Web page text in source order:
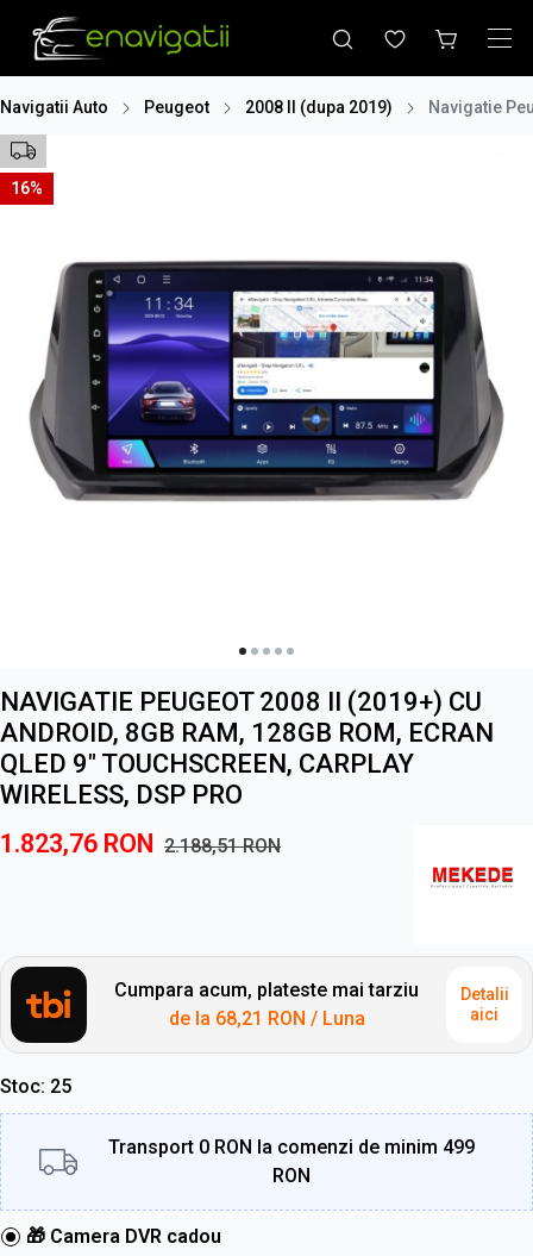
Navigatii Auto Peugeot 2008 II (dupa 2019) Navigatie
16%
NAVIGATIE PEUGEOT 2008 II (2019+) CU
ANDROID, 8GB RAM, 128GB ROM, ECRAN
QLED 9" TOUCHSCREEN, CARPLAY
WIRELESS, DSP PRO
1.823,76 RON 2.188,51RON
Cumpara acum, plateste mai tarziu
de la 68,21 RON / Luna
Detalii
aici
Stoc 25
Transport 0 RON la comenzi de minim 499
RON
🎁 Camera DVR cadou